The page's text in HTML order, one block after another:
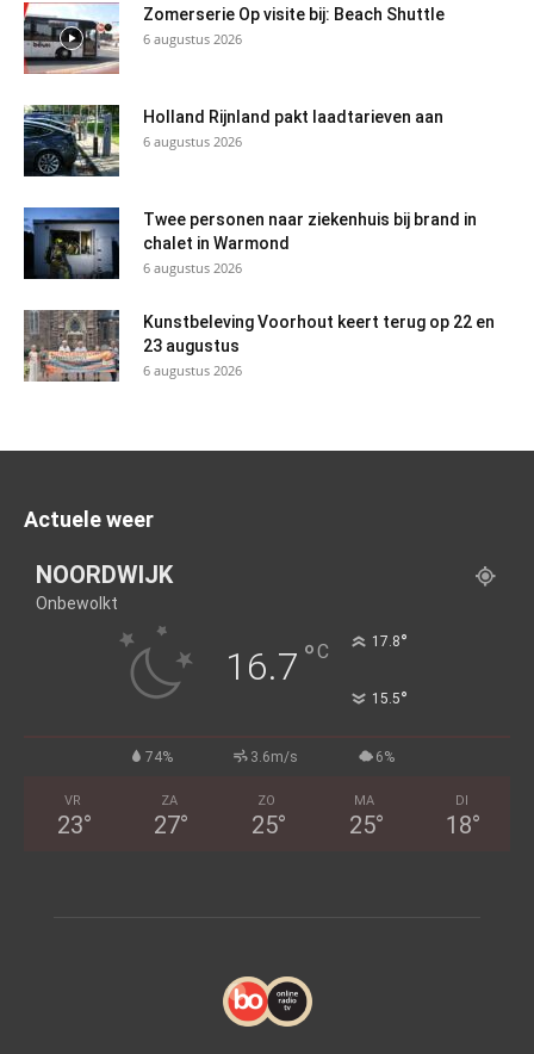
Zomerserie Op visite bij: Beach Shuttle
6 augustus 2026
Holland Rijnland pakt laadtarieven aan
6 augustus 2026
Twee personen naar ziekenhuis bij brand in
chalet in Warmond
6 augustus 2026
Kunstbeleving Voorhout keert terug op 22 en
23 augustus
6 augustus 2026
Actuele weer
NOORDWIJK
Onbewolkt
16.7 °C 17.8°
15.5°
74% 3.6m/s 6%
VR
23°
ZA
27°
ZO
25°
MA
25°
DI
18°